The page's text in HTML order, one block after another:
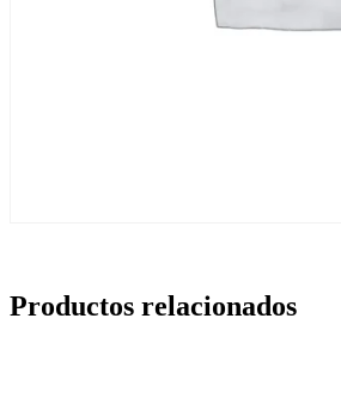
Productos relacionados